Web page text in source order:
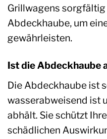
Grillwagens
Abdeckhaube, um
gewährleisten.
Ist die Abdeckhaube
Die Abdeckhaube ist
wasserabweisend ist
abhält. Sie schützt
schädlichen